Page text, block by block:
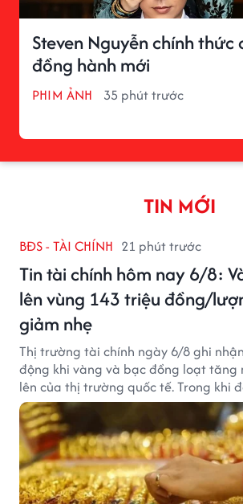
Steven Nguyễn chính thức
đồng hành mới
PHIM ẢNH 35 phút trước
TIN MỚI
BĐS - TÀI CHÍNH 21 phút trước
Tin tài chính hôm nay 6/8:
lên vùng 143 triệu đồng/
giảm nhẹ
Thị trường tài chính ngày 6/8 ghi
động khi vàng và bạc đồng loạt tăng
lên của thị trường quốc tế. Trong khi
ngân hàng tiếp tục hạ nhiệt dù tỷ
đỉnh mới.